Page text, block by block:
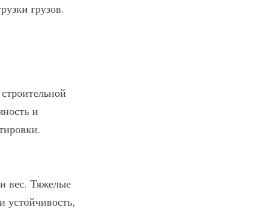
грузов.
и
вес. Тяжелые
устойчивость,